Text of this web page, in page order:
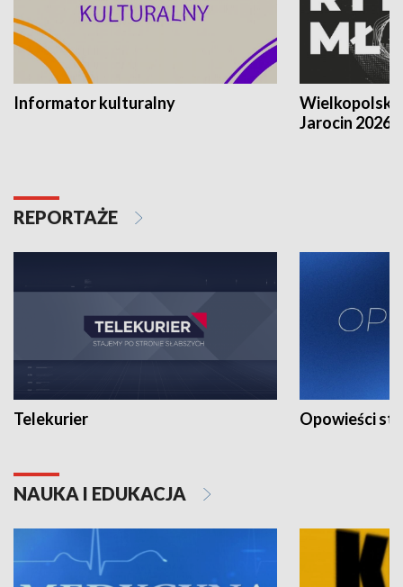
Informator kulturalny
Jarocin 2026
REPORTAŻE
Telekurier Opowieści
NAUKA I EDUKACJA